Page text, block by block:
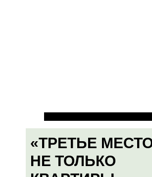
«ТРЕТЬЕ
НЕ ТОЛЬКО